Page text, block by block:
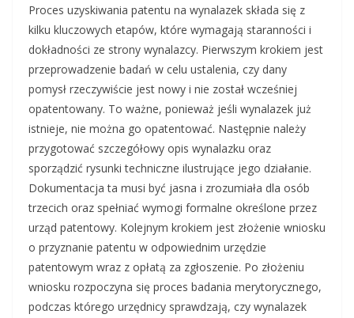
Proces uzyskiwania patentu na wynalazek składa się z
kilku kluczowych etapów, które wymagają staranności i
dokładności ze strony wynalazcy. Pierwszym krokiem jest
przeprowadzenie badań w celu ustalenia, czy dany
pomysł rzeczywiście jest nowy i nie został wcześniej
opatentowany. To ważne, ponieważ jeśli wynalazek już
istnieje, nie można go opatentować. Następnie należy
przygotować szczegółowy opis wynalazku oraz
sporządzić rysunki techniczne ilustrujące jego działanie.
Dokumentacja ta musi być jasna i zrozumiała dla osób
trzecich oraz spełniać wymogi formalne określone przez
urząd patentowy. Kolejnym krokiem jest złożenie wniosku
o przyznanie patentu w odpowiednim urzędzie
patentowym wraz z opłatą za zgłoszenie. Po złożeniu
wniosku rozpoczyna się proces badania merytorycznego,
podczas którego urzędnicy sprawdzają, czy wynalazek